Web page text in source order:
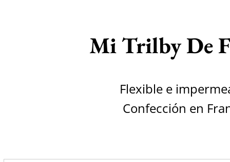
Mi Trilby De
Flexible e
Confección en